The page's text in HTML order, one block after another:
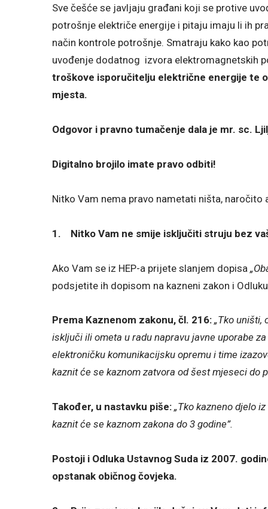
Sve češće se javljaju građani koji se protive
potrošnje električe energije i pitaju imaju li ih
način kontrole potrošnje. Smatraju kako kao
uvođenje dodatnog izvora elektromagnetskih
troškove isporučitelju električne energije te
mjesta.
Odgovor i pravno tumačenje dala je mr. sc.
Digitalno brojilo imate pravo odbiti!
Nitko Vam nema pravo nametati ništa, naročito
1. Nitko Vam ne smije isključiti struju bez
Ako Vam se iz HEP-a prijete slanjem dopisa
podsjetite ih dopisom na kazneni zakon i
Prema Kaznenom zakonu, čl. 216: „Tko uništi,
isključi ili ometa u radu napravu javne uporabe
elektroničku komunikacijsku opremu i time
kaznit će se kaznom zatvora od šest mjeseci do
Također, u nastavku piše: „Tko kazneno djelo
kaznit će se kaznom zakona do 3 godine”.
Postoji i Odluka Ustavnog Suda iz 2007.
opstanak običnog čovjeka.